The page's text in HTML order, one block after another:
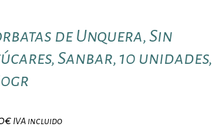
de Unquera, Sin
Sanbar, 10 unidades,
€ IVA incluido